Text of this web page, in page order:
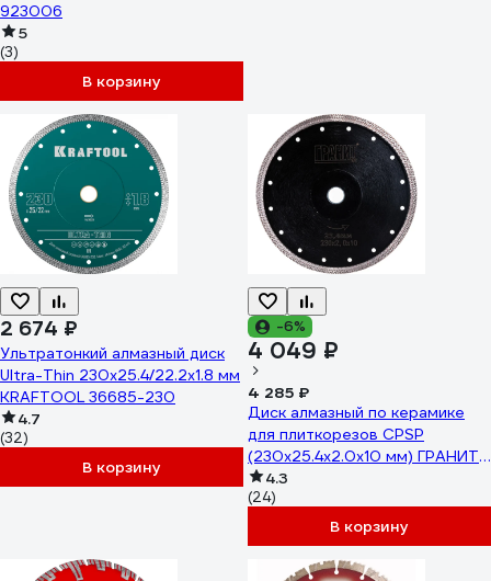
923006
5
(3)
В корзину
2 674 ₽
Ультратонкий алмазный диск
Ultra-Thin 230x25.4/22.2x1.8 мм
KRAFTOOL 36685-230
4.7
(32)
В корзину
-6%
4 049 ₽
4 285 ₽
Диск алмазный по керамике
для плиткорезов CPSP
(230х25.4х2.0х10 мм) ГРАНИТ
250830
4.3
(24)
В корзину